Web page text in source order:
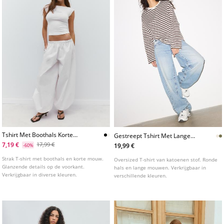
Tshirt Met Boothals Korte
Mouw En Glitter Van One
Dilemma
7,19 € -60% 17,99 €
Strak T-shirt met boothals en korte mouw.
Glanzende details op de voorkant.
Verkrijgbaar in diverse kleuren.
Gestreept Tshirt Met Lange
Mouwen
19,99 €
Oversized T-shirt van katoenen stof. Ronde
hals en lange mouwen. Verkrijgbaar in
verschillende kleuren.